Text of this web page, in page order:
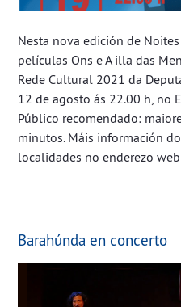
Nesta nova edición de
películas Ons e A illa das
Rede Cultural 2021 da
12 de agosto ás 22.00 h, no
Público recomendado:
minutos. Máis información
localidades no enderezo
Barahúnda en concerto